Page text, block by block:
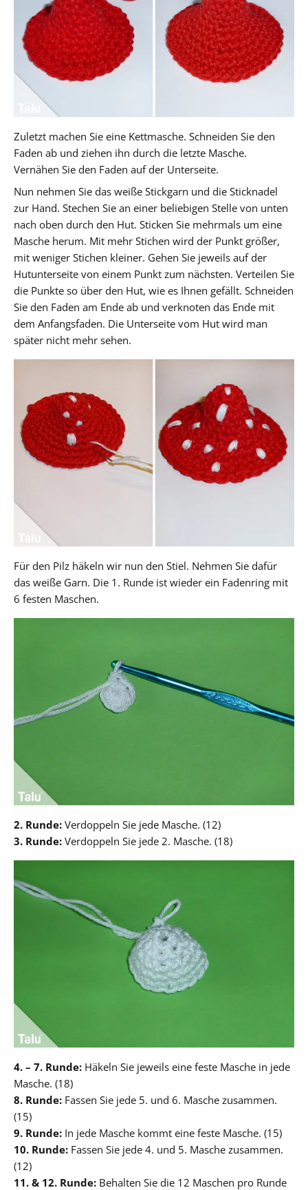
Zuletzt machen Sie eine Kettmasche. Schneiden Sie den
Faden ab und ziehen ihn durch die letzte Masche.
Vernähen Sie den Faden auf der Unterseite.
Nun nehmen Sie das weiße Stickgarn und die Sticknadel
zur Hand. Stechen Sie an einer beliebigen Stelle von unten
nach oben durch den Hut. Sticken Sie mehrmals um eine
Masche herum. Mit mehr Stichen wird der Punkt größer,
mit weniger Stichen kleiner. Gehen Sie jeweils auf der
Hutunterseite von einem Punkt zum nächsten. Verteilen Sie
die Punkte so über den Hut, wie es Ihnen gefällt. Schneiden
Sie den Faden am Ende ab und verknoten das Ende mit
dem Anfangsfaden. Die Unterseite vom Hut wird man
später nicht mehr sehen.
Für den Pilz häkeln wir nun den Stiel. Nehmen Sie dafür
das weiße Garn. Die 1. Runde ist wieder ein Fadenring mit
6 festen Maschen.
2. Runde: Verdoppeln Sie jede Masche. (12)
3. Runde: Verdoppeln Sie jede 2. Masche. (18)
4. – 7. Runde: Häkeln Sie jeweils eine feste Masche in jede
Masche. (18)
8. Runde: Fassen Sie jede 5. und 6. Masche zusammen.
(15)
9. Runde: In jede Masche kommt eine feste Masche. (15)
10. Runde: Fassen Sie jede 4. und 5. Masche zusammen.
(12)
11. & 12. Runde: Behalten Sie die 12 Maschen pro Runde